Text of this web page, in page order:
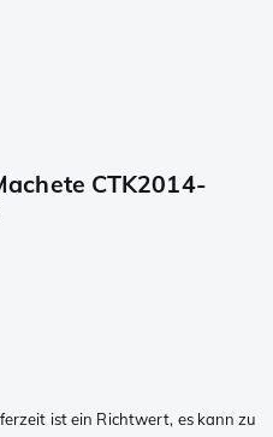
CTK2014-
ist ein Richtwert, es kann zu